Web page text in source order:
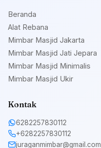
Beranda
Alat Rebana
Mimbar Masjid Jakarta
Mimbar Masjid Jati Jepara
Mimbar Masjid Minimalis
Mimbar Masjid Ukir
Kontak
6282257830112
+6282257830112
juraganmimbar@gmail.com